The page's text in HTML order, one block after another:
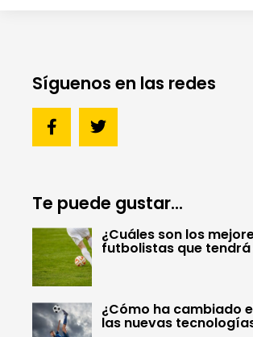
Síguenos en las redes
Te puede gustar...
¿Cuáles son los
futbolistas que tendrá
¿Cómo ha cambiado
las nuevas